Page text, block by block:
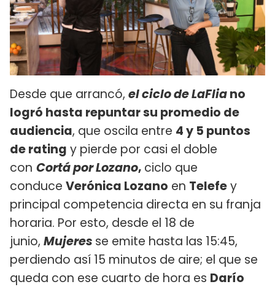
Desde que arrancó, el ciclo de LaFliano
logró hasta repuntar su promedio de
audiencia, que oscila entre 4 y 5 puntos
de rating y pierde por casi el doble
con Cortá por Lozano, ciclo que
conduce Verónica Lozano en Telefey
principal competencia directa en su franja
horaria. Por esto, desde el 18 de
junio, Mujeres se emite hasta las 15:45,
perdiendo así 15 minutos de aire; el que se
queda con ese cuarto de hora es Darío